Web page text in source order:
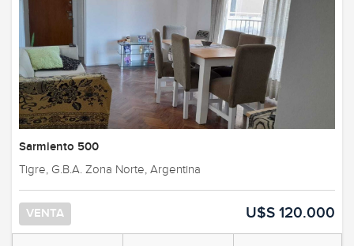
Sarmiento 500
Tigre, G.B.A. Zona Norte, Argentina
VENTA U$S 120.000